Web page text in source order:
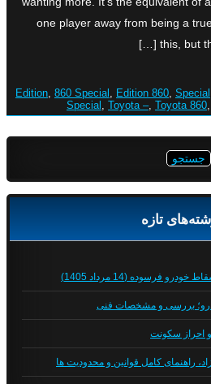
one player away from being a
this, but
, 860 Special , Edition 860, Special
Special , Toyota –, Toyota 860,
تازه
فرسوده (14 مرداد 1405)
احراز سکونت
راهنمای کامل قوانین و محدودیت ها